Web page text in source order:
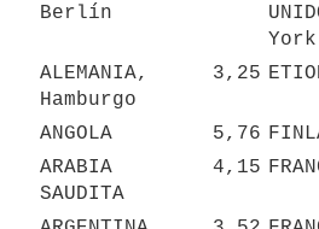
Berlín
York
ALEMANIA,
Hamburgo
3,25
ANGOLA 5,76
ARABIA
SAUDITA
4,15